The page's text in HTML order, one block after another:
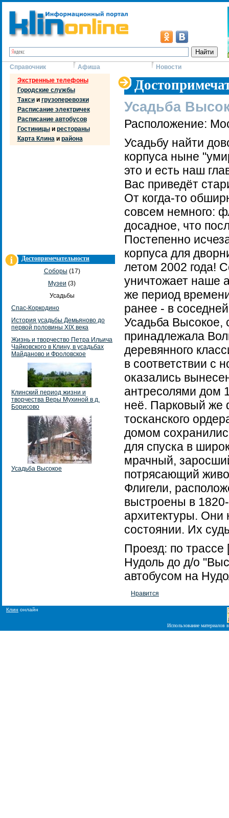
Справочник Афиша
Новости
Экстренные телефоны
Городские службы
Таксии грузоперевозки
Расписание электричек
Расписание автобусов
Гостиницыи рестораны
Карта Клинаи района
Достопримечательности
Соборы (17)
Музеи (3)
Усадьбы
Спас-Коркодино
История усадьбы Демьяново до
первой половины ХIХ века
Жизнь и творчество Петра Ильича
Чайковского в Клину, в усадьбах
Майданово и Фроловское
Клинский период жизни и
творчества Веры Мухиной в д.
Борисово
Усадьба Высокое
Усадьба
Расположение:
Усадьбу найти
корпуса ныне
это и есть наш
Вас приведёт
От когда-то
совсем немного:
досадное, что
Постепенно
корпуса для
летом 2002 года!
уничтожает наше
же период
ранее - в
Усадьба Высокое,
принадлежала
деревянного
в соответствии с
оказались
антресолями дом
неё. Парковый же
тосканского
домом
для спуска в
мрачный,
потрясающий
Флигели,
выстроены в
архитектуры. Они
состоянии. Их
Проезд: по
Нудоль до д/о
автобусом на
Нравится
Клин онлайн
Использование материалов